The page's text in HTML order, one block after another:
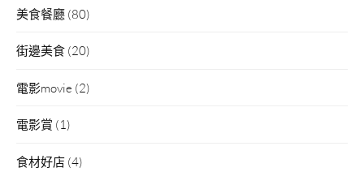
美食餐廳 (80)
街邊美食 (20)
電影movie (2)
電影賞 (1)
食材好店 (4)